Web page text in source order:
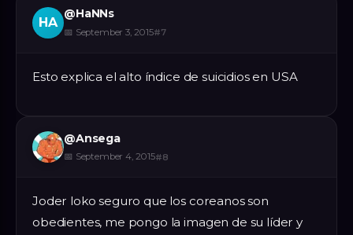
HA
@HaNNs
📅 September 3, 2015#7
Esto explica el alto índice de suicidios en USA
@Ansega
📅 September 4, 2015#8
Joder loko seguro que los coreanos son
obedientes, me pongo la imagen de su líder y